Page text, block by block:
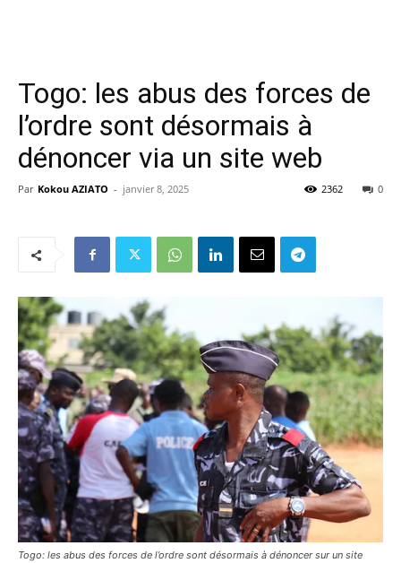
Togo: les abus des forces de
l’ordre sont désormais à
dénoncer via un site web
Par Kokou AZIATO - janvier 8, 2025 0
2362
Togo: les abus des forces de l’ordre sont désormais à dénoncer sur un site